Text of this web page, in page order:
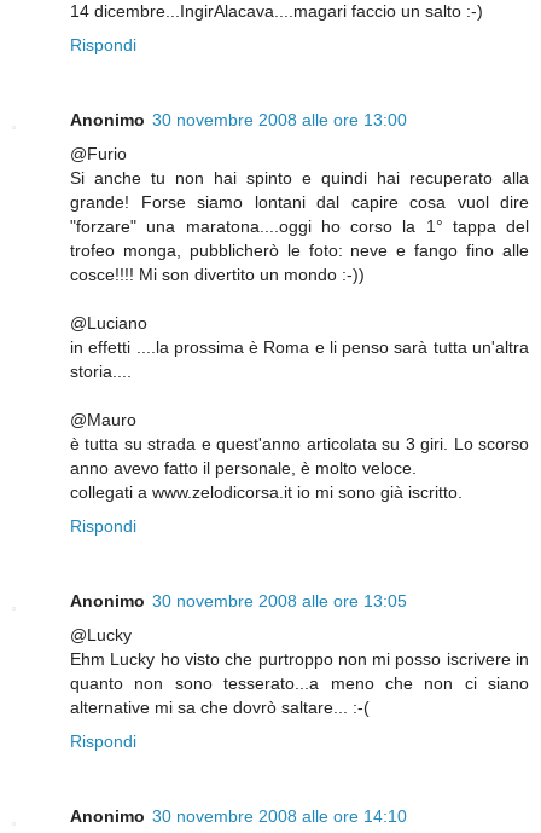
14 dicembre...IngirAlacava....magari faccio un salto :-)
Rispondi
Anonimo 30 novembre 2008 alle ore 13:00
@Furio
Si anche tu non hai spinto e quindi hai recuperato alla
grande! Forse siamo lontani dal capire cosa vuol dire
"forzare" una maratona....oggi ho corso la 1° tappa del
trofeo monga, pubblicherò le foto: neve e fango fino alle
cosce!!!! Mi son divertito un mondo :-))
@Luciano
in effetti ....la prossima è Roma e li penso sarà tutta un'altra
storia....
@Mauro
è tutta su strada e quest'anno articolata su 3 giri. Lo scorso
anno avevo fatto il personale, è molto veloce.
collegati a www.zelodicorsa.it io mi sono già iscritto.
Rispondi
Anonimo 30 novembre 2008 alle ore 13:05
@Lucky
Ehm Lucky ho visto che purtroppo non mi posso iscrivere in
quanto non sono tesserato...a meno che non ci siano
alternative mi sa che dovrò saltare... :-(
Rispondi
Anonimo 30 novembre 2008 alle ore 14:10